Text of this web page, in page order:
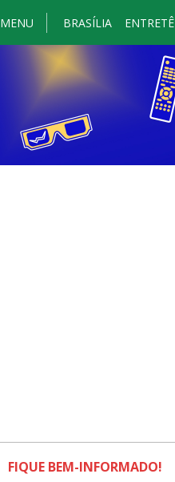
MENU BRASÍLIA ENTRETÊ
FIQUE BEM-INFORMADO!